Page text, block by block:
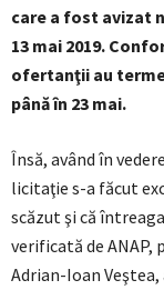
care a fost avizat
13 mai 2019.
ofertanţii au
până în 23 mai.
Însă, având în
licitaţie s-a făcut
scăzut şi că
verificată de ANAP,
Adrian-Ioan